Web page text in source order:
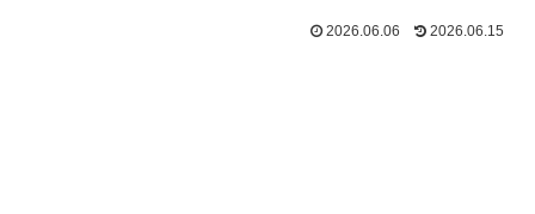
2026.06.06 2026.06.15